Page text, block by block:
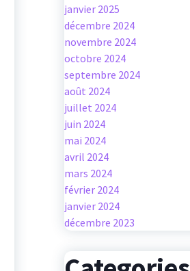
janvier 2025
décembre 2024
novembre 2024
octobre 2024
septembre 2024
août 2024
juillet 2024
juin 2024
mai 2024
avril 2024
mars 2024
février 2024
janvier 2024
décembre 2023